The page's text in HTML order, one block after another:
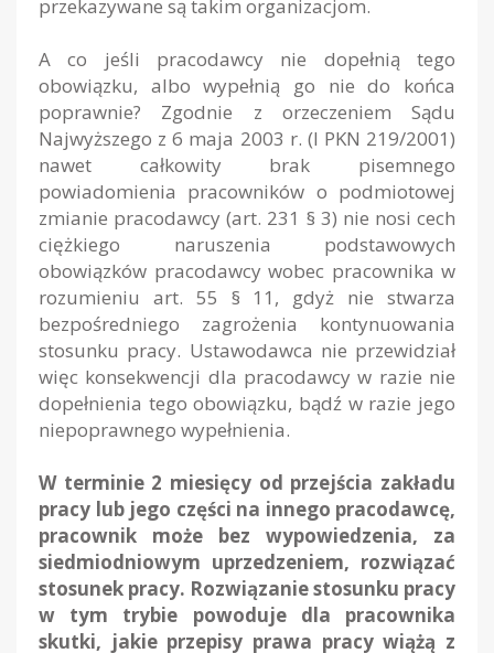
przekazywane są takim organizacjom.
A co jeśli pracodawcy nie dopełnią tego
obowiązku, albo wypełnią go nie do końca
poprawnie? Zgodnie z orzeczeniem Sądu
Najwyższego z 6 maja 2003 r. (I PKN 219/2001)
nawet całkowity brak pisemnego
powiadomienia pracowników o podmiotowej
zmianie pracodawcy (art. 231 § 3) nie nosi cech
ciężkiego naruszenia podstawowych
obowiązków pracodawcy wobec pracownika w
rozumieniu art. 55 § 11, gdyż nie stwarza
bezpośredniego zagrożenia kontynuowania
stosunku pracy. Ustawodawca nie przewidział
więc konsekwencji dla pracodawcy w razie nie
dopełnienia tego obowiązku, bądź w razie jego
niepoprawnego wypełnienia.
W terminie 2 miesięcy od przejścia zakładu
pracy lub jego części na innego pracodawcę,
pracownik może bez wypowiedzenia, za
siedmiodniowym uprzedzeniem, rozwiązać
stosunek pracy. Rozwiązanie stosunku pracy
w tym trybie powoduje dla pracownika
skutki, jakie przepisy prawa pracy wiążą z